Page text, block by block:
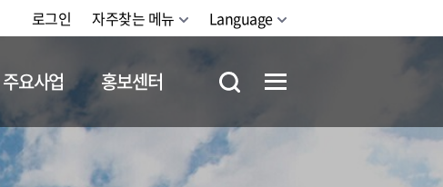
로그인 자주찾는 메뉴 Language
주요사업 홍보센터